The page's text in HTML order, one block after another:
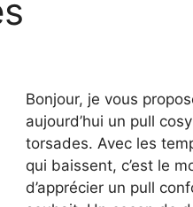
Bonjour, je vous
aujourd’hui un pull
torsades. Avec les
qui baissent, c’est le
d’apprécier un pull